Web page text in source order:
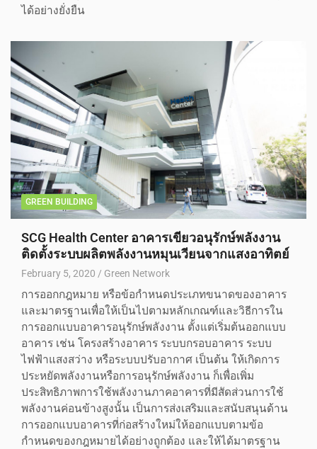
ได้อย่างยั่งยืน
GREEN BUILDING
SCG Health Center อาคารเขียวอนุรักษ์พลังงาน
ติดตั้งระบบผลิตพลังงานหมุนเวียนจากแสงอาทิตย์
February 5, 2020 Green Network
การออกกฎหมาย หรือข้อกำหนดประเภทขนาดของอาคาร
และมาตรฐานเพื่อให้เป็นไปตามหลักเกณฑ์และวิธีการใน
การออกแบบอาคารอนุรักษ์พลังงาน ตั้งแต่เริ่มต้นออกแบบ
อาคาร เช่น โครงสร้างอาคาร ระบบกรอบอาคาร ระบบ
ไฟฟ้าแสงสว่าง หรือระบบปรับอากาศ เป็นต้น ให้เกิดการ
ประหยัดพลังงานหรือการอนุรักษ์พลังงาน ก็เพื่อเพิ่ม
ประสิทธิภาพการใช้พลังงานภาคอาคารที่มีสัดส่วนการใช้
พลังงานค่อนข้างสูงนั้น เป็นการส่งเสริมและสนับสนุนด้าน
การออกแบบอาคารที่ก่อสร้างใหม่ให้ออกแบบตามข้อ
กำหนดของกฎหมายได้อย่างถูกต้อง และให้ได้มาตรฐาน